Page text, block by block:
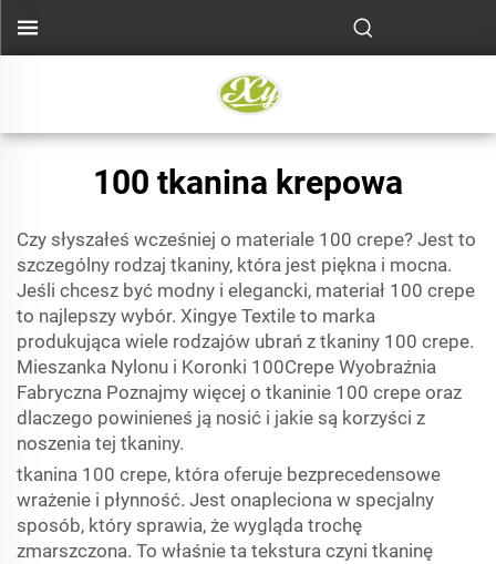
100 tkanina krepowa
Czy słyszałeś wcześniej o materiale 100 crepe? Jest to
szczególny rodzaj tkaniny, która jest piękna i mocna.
Jeśli chcesz być modny i elegancki, materiał 100 crepe
to najlepszy wybór. Xingye Textile to marka
produkująca wiele rodzajów ubrań z tkaniny 100 crepe.
Mieszanka Nylonu i Koronki 100Crepe Wyobraźnia
Fabryczna Poznajmy więcej o tkaninie 100 crepe oraz
dlaczego powinieneś ją nosić i jakie są korzyści z
noszenia tej tkaniny.
tkanina 100 crepe, która oferuje bezprecedensowe
wrażenie i płynność. Jest onapleciona w specjalny
sposób, który sprawia, że wygląda trochę
zmarszczona. To właśnie ta tekstura czyni tkaninę